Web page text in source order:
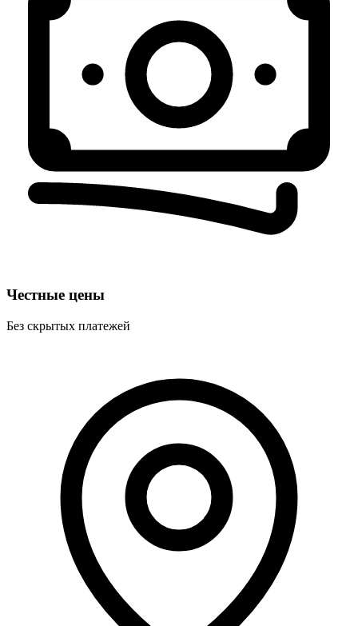
Честные цены
Без скрытых платежей